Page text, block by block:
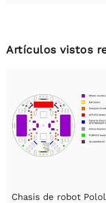
Artículos vistos
Chasis de robot